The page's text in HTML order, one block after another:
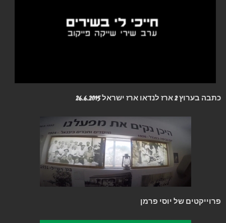
כתבה בערוץ 2 ארז לנדאו ארז ישראל 26.6.2015
פרוייקטים של יוסי פרמן